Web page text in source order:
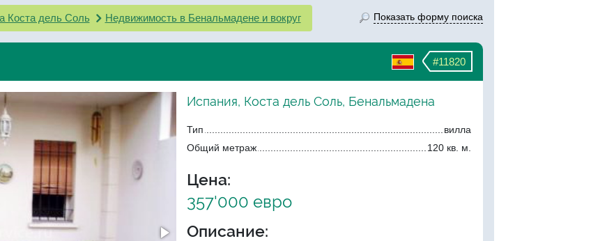
Коста дель Соль Недвижимость в Бенальмадене и вокруг Показать форму поиска
#11820
Испания, Коста дель Соль, Бенальмадена
Тип
вилла
Общий метраж
120 кв. м.
Цена:
357'000 евро
Описание: